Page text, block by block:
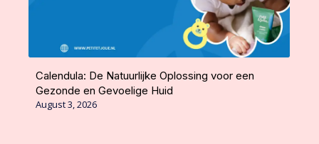
Calendula: De Natuurlijke Oplossing voor een
Gezonde en Gevoelige Huid
August 3, 2026